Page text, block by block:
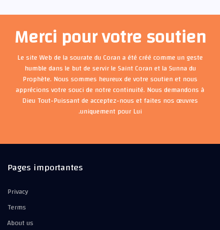
Merci pour votre soutien
Le site Web de la sourate du Coran a été créé comme un geste
humble dans le but de servir le Saint Coran et la Sunna du
Prophète. Nous sommes heureux de votre soutien et nous
apprécions votre souci de notre continuité. Nous demandons à
Dieu Tout-Puissant de acceptez-nous et faites nos œuvres
uniquement pour Lui.
Pages importantes
Privacy
Terms
About us